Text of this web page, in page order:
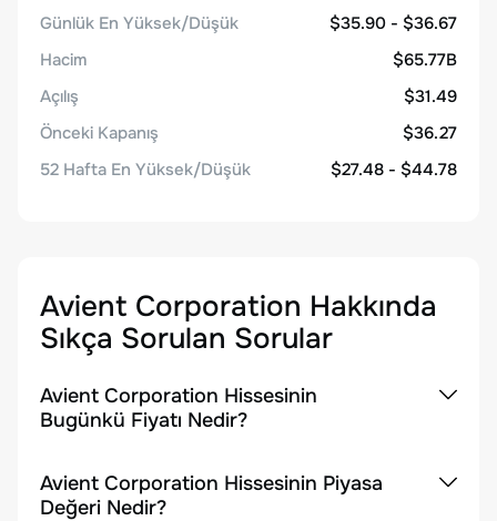
Günlük En Yüksek/Düşük
$35.90 - $36.67
Hacim
$65.77B
Açılış
$31.49
Önceki Kapanış
$36.27
52 Hafta En Yüksek/Düşük
$27.48 - $44.78
Avient Corporation Hakkında
Sıkça Sorulan Sorular
Avient Corporation Hissesinin
Bugünkü Fiyatı Nedir?
Avient Corporation Hissesinin Piyasa
Değeri Nedir?